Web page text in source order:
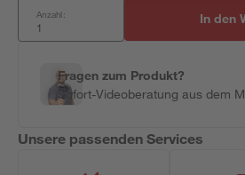
Anzahl: In den
Fragen zum Produkt?
Sofort-Videoberatung aus dem
Unsere passenden Services